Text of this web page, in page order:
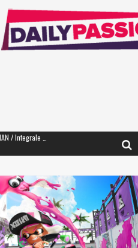
« The Broken Ring / This Mariage Will Fail Anyway » (Tome 2) – Préparer sa vengeance…
« Le Béton et le Bambou / Propositions pour Mayotte et le Monde. » - Améliorations !
PsyRiver 2026 : la magie revient sur les rives de l’Aar